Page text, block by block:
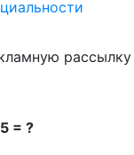
рассылку
= ?